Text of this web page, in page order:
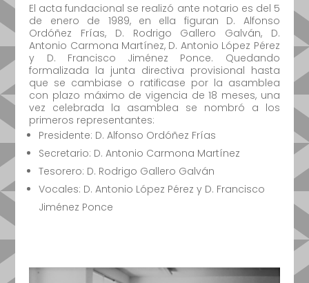
El acta fundacional se realizó ante notario es del 5
de enero de 1989, en ella figuran D. Alfonso
Ordóñez Frías, D. Rodrigo Gallero Galván, D.
Antonio Carmona Martínez, D. Antonio López Pérez
y D. Francisco Jiménez Ponce. Quedando
formalizada la junta directiva provisional hasta
que se cambiase o ratificase por la asamblea
con plazo máximo de vigencia de 18 meses, una
vez celebrada la asamblea se nombró a los
primeros representantes:
Presidente: D. Alfonso Ordóñez Frías
Secretario: D. Antonio Carmona Martínez
Tesorero: D. Rodrigo Gallero Galván
Vocales: D. Antonio López Pérez y D. Francisco
Jiménez Ponce